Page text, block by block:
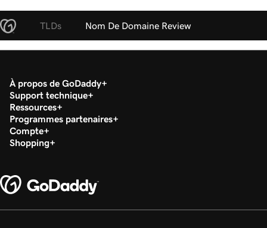
TLDs Nom De Domaine Review
À propos de GoDaddy
Support technique
Ressources
Programmes partenaires
Compte
Shopping